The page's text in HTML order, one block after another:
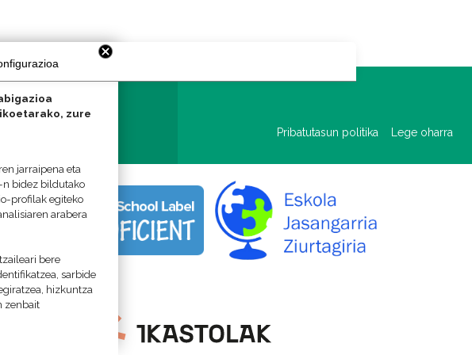
Zarautz
Pribatutasun politika Lege oharra
zure
jarraipena eta
n bidez bildutako
profilak egiteko
arabera
bere
sarbide
hizkuntza
zenbait